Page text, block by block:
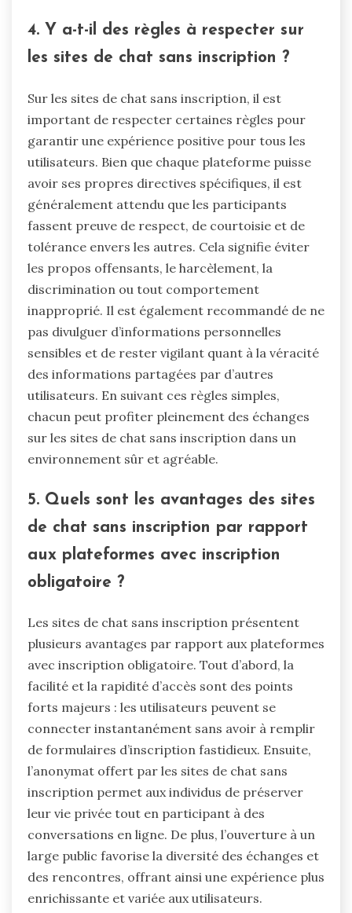
4. Y a-t-il des règles à respecter sur
les sites de chat sans inscription ?
Sur les sites de chat sans inscription, il est
important de respecter certaines règles pour
garantir une expérience positive pour tous les
utilisateurs. Bien que chaque plateforme puisse
avoir ses propres directives spécifiques, il est
généralement attendu que les participants
fassent preuve de respect, de courtoisie et de
tolérance envers les autres. Cela signifie éviter
les propos offensants, le harcèlement, la
discrimination ou tout comportement
inapproprié. Il est également recommandé de ne
pas divulguer d’informations personnelles
sensibles et de rester vigilant quant à la véracité
des informations partagées par d’autres
utilisateurs. En suivant ces règles simples,
chacun peut profiter pleinement des échanges
sur les sites de chat sans inscription dans un
environnement sûr et agréable.
5. Quels sont les avantages des sites
de chat sans inscription par rapport
aux plateformes avec inscription
obligatoire ?
Les sites de chat sans inscription présentent
plusieurs avantages par rapport aux plateformes
avec inscription obligatoire. Tout d’abord, la
facilité et la rapidité d’accès sont des points
forts majeurs : les utilisateurs peuvent se
connecter instantanément sans avoir à remplir
de formulaires d’inscription fastidieux. Ensuite,
l’anonymat offert par les sites de chat sans
inscription permet aux individus de préserver
leur vie privée tout en participant à des
conversations en ligne. De plus, l’ouverture à un
large public favorise la diversité des échanges et
des rencontres, offrant ainsi une expérience plus
enrichissante et variée aux utilisateurs.